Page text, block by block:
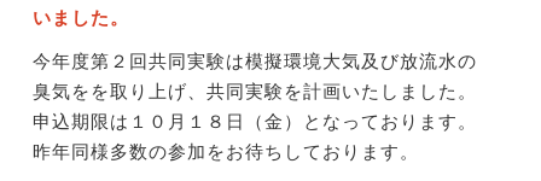
いました。
今年度第２回共同実験は模擬環境大気及び放流水の
臭気をを取り上げ、共同実験を計画いたしました。
申込期限は１０月１８日（金）となっております。
昨年同様多数の参加をお待ちしております。